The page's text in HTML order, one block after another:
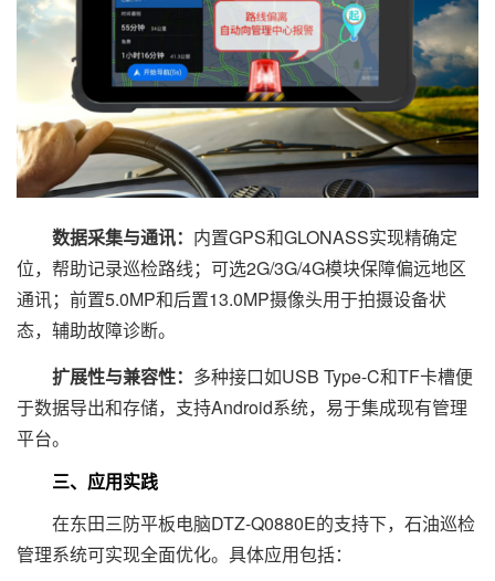
数据采集与通讯： 内置GPS和GLONASS实现精确定
位，帮助记录巡检路线；可选2G/3G/4G模块保障偏远地区
通讯；前置5.0MP和后置13.0MP摄像头用于拍摄设备状
态，辅助故障诊断。
扩展性与兼容性： 多种接口如USB Type-C和TF卡槽便
于数据导出和存储，支持Android系统，易于集成现有管理
平台。
三、应用实践
在东田三防平板电脑DTZ-Q0880E的支持下，石油巡检
管理系统可实现全面优化。具体应用包括：